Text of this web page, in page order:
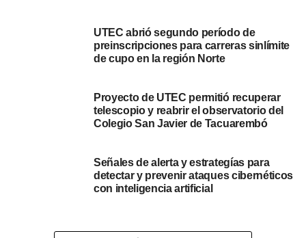
UTEC es sinónimo de oportunidad
Agroambiental en Durazno, le resultó “una experiencia
increíble” estudiar en UTEC. “Desde el primer día pude
aprender haciendo: trabajar en proyectos reales, en
comentó. Hoy trabaja en lo que se formó. “UTEC es
sinónimo de oportunidad. A los jóvenes que venimos de
familias trabajadoras la posibilidad de formarnos y crecer
países”, destacó.
UTEC abrió segundo período de
preinscripciones para carreras sinlímite
de cupo en la región Norte
Proyecto de UTEC permitió recuperar
telescopio y reabrir el observatorio del
Colegio San Javier de Tacuarembó
Señales de alerta y estrategías para
detectar y prevenir ataques cibernéticos
con inteligencia artificial